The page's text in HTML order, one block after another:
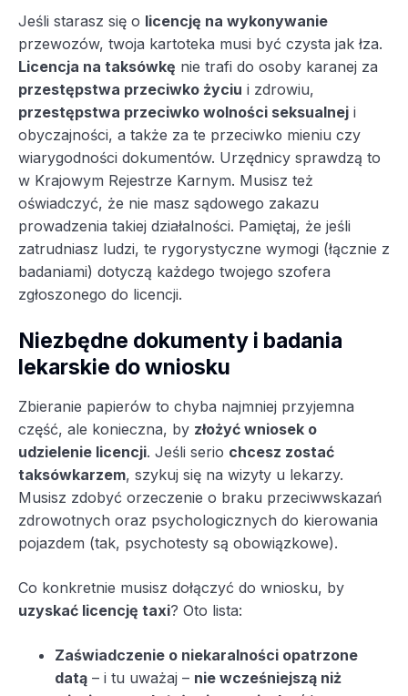
Jeśli starasz się o licencję na wykonywanie
przewozów, twoja kartoteka musi być czysta jak łza.
Licencja na taksówkę nie trafi do osoby karanej za
przestępstwa przeciwko życiu i zdrowiu,
przestępstwa przeciwko wolności seksualnej i
obyczajności, a także za te przeciwko mieniu czy
wiarygodności dokumentów. Urzędnicy sprawdzą to
w Krajowym Rejestrze Karnym. Musisz też
oświadczyć, że nie masz sądowego zakazu
prowadzenia takiej działalności. Pamiętaj, że jeśli
zatrudniasz ludzi, te rygorystyczne wymogi (łącznie z
badaniami) dotyczą każdego twojego szofera
zgłoszonego do licencji.
Niezbędne dokumenty i badania
lekarskie do wniosku
Zbieranie papierów to chyba najmniej przyjemna
część, ale konieczna, by złożyć wniosek o
udzielenie licencji. Jeśli serio chcesz zostać
taksówkarzem, szykuj się na wizyty u lekarzy.
Musisz zdobyć orzeczenie o braku przeciwwskazań
zdrowotnych oraz psychologicznych do kierowania
pojazdem (tak, psychotesty są obowiązkowe).
Co konkretnie musisz dołączyć do wniosku, by
uzyskać licencję taxi? Oto lista:
Zaświadczenie o niekaralności opatrzone
datą – i tu uważaj – nie wcześniejszą niż